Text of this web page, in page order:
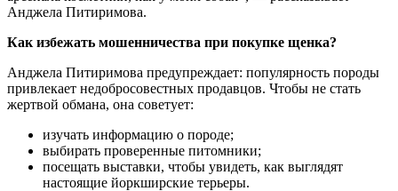
Анджела Питиримова.
Как избежать мошенничества при покупке щенка?
Анджела Питиримова предупреждает: популярность породы
привлекает недобросовестных продавцов. Чтобы не стать
жертвой обмана, она советует:
изучать информацию о породе;
выбирать проверенные питомники;
посещать выставки, чтобы увидеть, как выглядят
настоящие йоркширские терьеры.